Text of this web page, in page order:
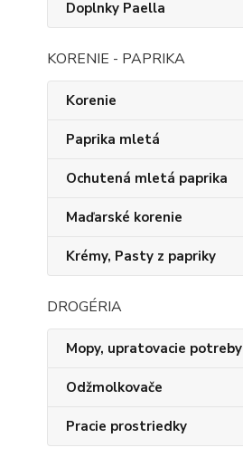
Doplnky Paella
KORENIE - PAPRIKA
Korenie
Paprika mletá
Ochutená mletá paprika
Maďarské korenie
Krémy, Pasty z papriky
DROGÉRIA
Mopy, upratovacie potreby
Odžmolkovače
Pracie prostriedky